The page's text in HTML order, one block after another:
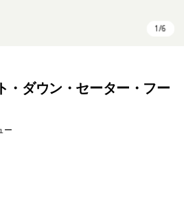
・ダウン・セーター・フー
ー